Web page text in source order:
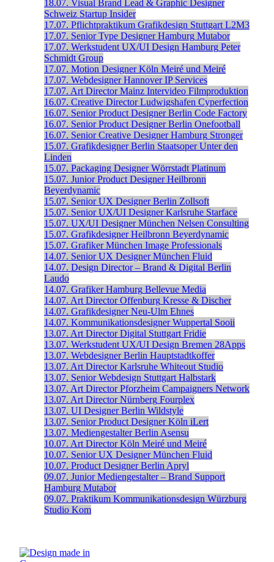
18.07. Visual Brand Lead & Graphic Designer
Schweiz Startup Insider
17.07. Pflichtpraktikum Grafikdesign Stuttgart L2M3
17.07. Senior Type Designer Hamburg Mutabor
17.07. Werkstudent UX/UI Design Hamburg Peter
Schmidt Group
17.07. Motion Designer Köln Meiré und Meiré
17.07. Webdesigner Hannover IP Services
17.07. Art Director Mainz Intervideo Filmproduktion
16.07. Creative Director Ludwigshafen Cyperfection
16.07. Senior Product Designer Berlin Code Factory
16.07. Senior Product Designer Berlin Onefootball
16.07. Senior Creative Designer Hamburg Stronger
15.07. Grafikdesigner Berlin Staatsoper Unter den
Linden
15.07. Packaging Designer Wörrstadt Platinum
15.07. Junior Product Designer Heilbronn
Beyerdynamic
15.07. Senior UX Designer Berlin Zollsoft
15.07. Senior UX/UI Designer Karlsruhe Starface
15.07. UX/UI Designer München Nelsen Consulting
15.07. Grafikdesigner Heilbronn Beyerdynamic
15.07. Grafiker München Image Professionals
14.07. Senior UX Designer München Fluid
14.07. Design Director – Brand & Digital Berlin
Laudo
14.07. Grafiker Hamburg Bellevue Media
14.07. Art Director Offenburg Kresse & Discher
14.07. Grafikdesigner Neu-Ulm Ehnes
14.07. Kommunikationsdesigner Wuppertal Sooii
13.07. Art Director Digital Stuttgart Fridie
13.07. Werkstudent UX/UI Design Bremen 28Apps
13.07. Webdesigner Berlin Hauptstadtkoffer
13.07. Art Director Karlsruhe Whiteout Studio
13.07. Senior Webdesign Stuttgart Halbstark
13.07. Art Director Pforzheim Campaigners Network
13.07. Art Director Nürnberg Fourplex
13.07. UI Designer Berlin Wildstyle
13.07. Senior Product Designer Köln iLert
13.07. Mediengestalter Berlin Asensu
10.07. Art Director Köln Meiré und Meiré
10.07. Senior UX Designer München Fluid
10.07. Product Designer Berlin Apryl
09.07. Junior Mediengestalter – Brand Support
Hamburg Mutabor
09.07. Praktikum Kommunikationsdesign Würzburg
Studio Kom